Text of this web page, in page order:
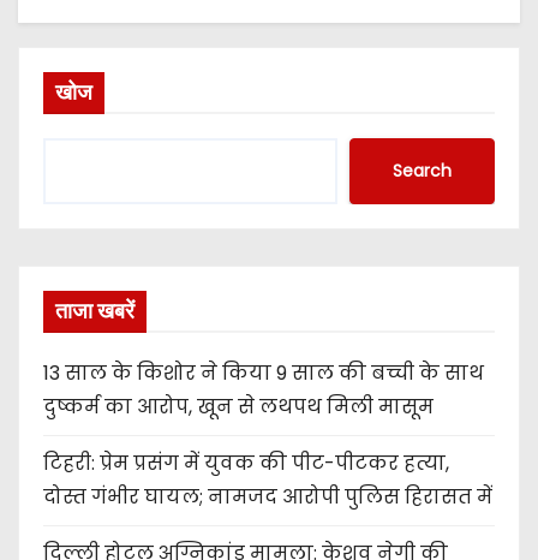
खोज
Search
ताजा खबरें
13 साल के किशोर ने किया 9 साल की बच्ची के साथ
दुष्कर्म का आरोप, खून से लथपथ मिली मासूम
टिहरी: प्रेम प्रसंग में युवक की पीट-पीटकर हत्या,
दोस्त गंभीर घायल; नामजद आरोपी पुलिस हिरासत में
दिल्ली होटल अग्निकांड मामला: केशव नेगी की